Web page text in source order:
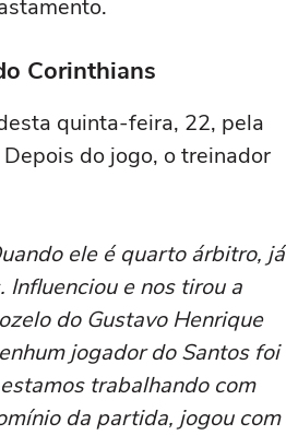
Corinthians
quinta-feira, 22, pela
do jogo, o treinador
ele é quarto árbitro, já
e nos tirou a
do Gustavo Henrique
jogador do Santos foi
trabalhando com
da partida, jogou com